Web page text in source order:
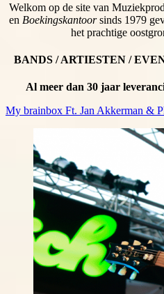
Welkom op de site van
en Boekingskantoorsinds 1979
het prachtige
BANDS / ARTIESTEN /
Al meer dan 30 jaar
My brainbox Ft. Jan Akkerman &